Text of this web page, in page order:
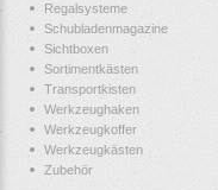
Regalsysteme
Schubladenmagazine
Sichtboxen
Sortimentkästen
Transportkisten
Werkzeughaken
Werkzeugkoffer
Werkzeugkästen
Zubehör